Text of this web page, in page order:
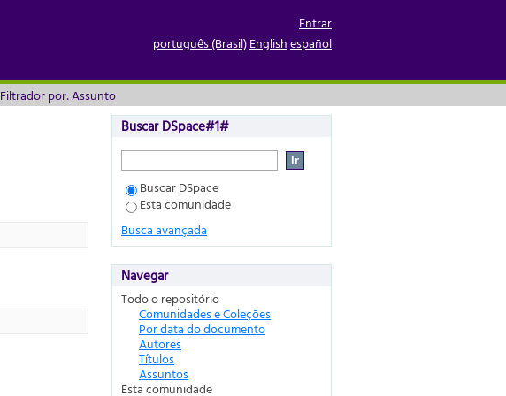
Entrar
português (Brasil)Englishespañol
Filtrador por: Assunto
Buscar DSpace#1#
Buscar DSpace
Esta comunidade
Busca avançada
Navegar
Todo o repositório
Comunidades e Coleções
Por data do documento
Autores
Títulos
Assuntos
Esta comunidade